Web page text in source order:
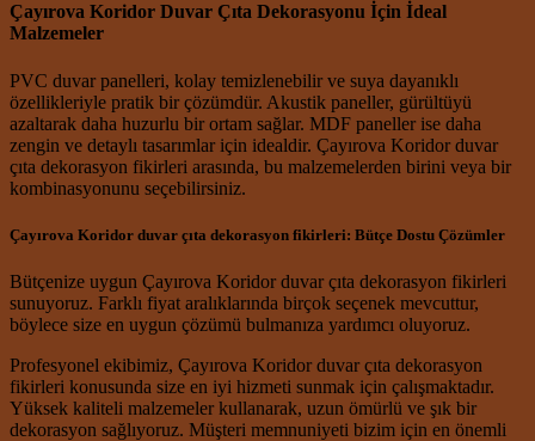
Çayırova Koridor Duvar Çıta Dekorasyonu İçin İdeal
Malzemeler
PVC duvar panelleri, kolay temizlenebilir ve suya dayanıklı
özellikleriyle pratik bir çözümdür. Akustik paneller, gürültüyü
azaltarak daha huzurlu bir ortam sağlar. MDF paneller ise daha
zengin ve detaylı tasarımlar için idealdir. Çayırova Koridor duvar
çıta dekorasyon fikirleri arasında, bu malzemelerden birini veya bir
kombinasyonunu seçebilirsiniz.
Çayırova Koridor duvar çıta dekorasyon fikirleri: Bütçe Dostu Çözümler
Bütçenize uygun Çayırova Koridor duvar çıta dekorasyon fikirleri
sunuyoruz. Farklı fiyat aralıklarında birçok seçenek mevcuttur,
böylece size en uygun çözümü bulmanıza yardımcı oluyoruz.
Profesyonel ekibimiz, Çayırova Koridor duvar çıta dekorasyon
fikirleri konusunda size en iyi hizmeti sunmak için çalışmaktadır.
Yüksek kaliteli malzemeler kullanarak, uzun ömürlü ve şık bir
dekorasyon sağlıyoruz. Müşteri memnuniyeti bizim için en önemli